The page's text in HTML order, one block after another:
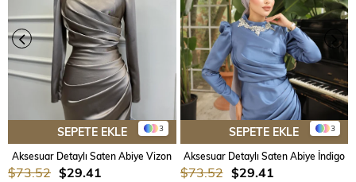
3
SEPETE EKLE
Aksesuar Detaylı Saten Abiye Vizon
$29.41
$73.52
3
SEPETE EKLE
Aksesuar Detaylı Saten Abiye İndigo
$29.41
$73.52